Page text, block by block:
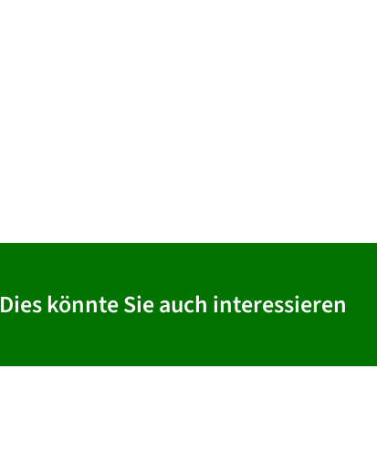
Dies könnte Sie auch interessieren